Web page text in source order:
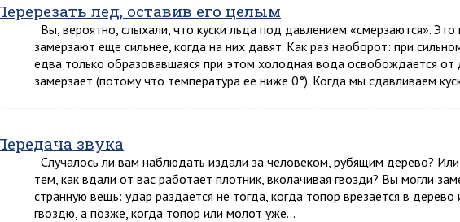
лед, оставив его целым
Вы, вероятно, слыхали, что куски льда под давлением «смерзаются». Это
замерзают еще сильнее, когда на них давят. Как раз наоборот: при
едва только образовавшаяся при этом холодная вода освобождается от
замерзает (потому что температура ее ниже 0°). Когда мы сдавливаем
звука
Случалось ли вам наблюдать издали за человеком, рубящим дерево?
тем, как вдали от вас работает плотник, вколачивая гвозди? Вы могли
странную вещь: удар раздается не тогда, когда топор врезается в
гвоздю, а позже, когда топор или молот уже…